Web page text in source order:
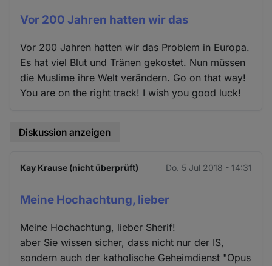
Vor 200 Jahren hatten wir das
Vor 200 Jahren hatten wir das Problem in Europa.
Es hat viel Blut und Tränen gekostet. Nun müssen
die Muslime ihre Welt verändern. Go on that way!
You are on the right track! I wish you good luck!
Diskussion anzeigen
Kay Krause (nicht überprüft) Do. 5 Jul 2018 - 14:31
Meine Hochachtung, lieber
Meine Hochachtung, lieber Sherif!
aber Sie wissen sicher, dass nicht nur der IS,
sondern auch der katholische Geheimdienst "Opus